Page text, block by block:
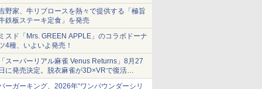
野家、牛リブロースを熱々で提供する「極旨
鉄板ステーキ定食」を発売
スド「Mrs. GREEN APPLE」のコラボドーナ
4種、いよいよ発売！
スーパーリアル麻雀 Venus Returns」8月27
に発売決定。脱衣麻雀が3D×VRで復活
売から2週間は20%オフになるセールが実施
ーガーキング、2026年“ワンパウンダーシリ